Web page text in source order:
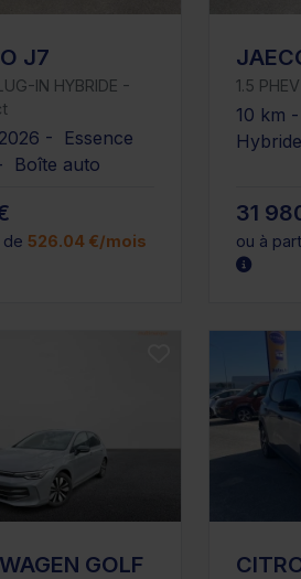
J7
IN HYBRIDE -
- Essence
Boîte auto
de 526.04 €/mois
1.5
10 km
31
ou à
GOLF